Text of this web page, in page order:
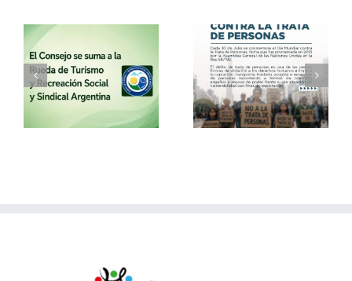
30 de julio – Día
Mundial contra la
Trata de Personas
Vacaciones de
invierno con el
Consejo